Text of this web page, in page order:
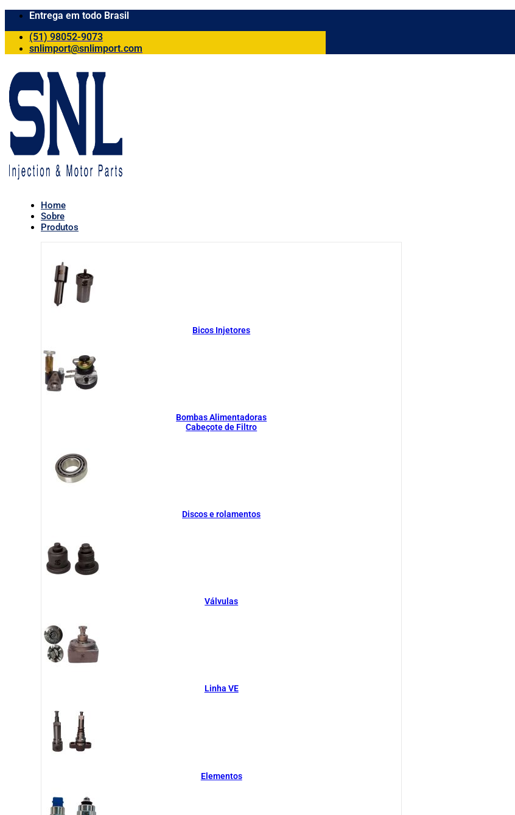
Entrega em todo Brasil
(51) 98052-9073
snlimport@snlimport.com
Home
Sobre
Produtos
Bicos Injetores
Bombas Alimentadoras
Cabeçote de Filtro
Discos e rolamentos
Válvulas
Linha VE
Elementos